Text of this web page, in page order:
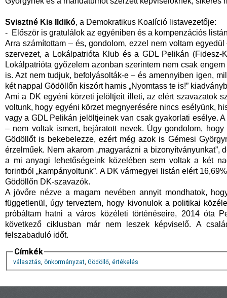
Svisztné Kis Ildikó, a Demokratikus Koalíció listavezetője:
- Először is gratulálok az egyéniben és a kompenzációs
Arra számítottam – és, gondolom, ezzel nem voltam
szervezet, a Lokálpatrióta Klub és a GDL Pelikán
Lokálpatrióta győzelem azonban szerintem nem csak
is. Azt nem tudjuk, befolyásolták-e – és amennyiben igen,
két nappal Gödöllőn kiszórt hamis „Nyomtass te is!”
Ami a DK egyéni körzeti jelöltjeit illeti, az elért szavazatok
voltunk, hogy egyéni körzet megnyerésére nincs esélyünk,
vagy a GDL Pelikán jelöltjeinek van csak gyakorlati esélye.
– nem voltak ismert, bejáratott nevek. Úgy gondolom,
Gödöllőt is bekebelezze, ezért még azok is Gémesi
érzelműek. Nem akarom „magyarázni a
a mi anyagi lehetőségeink közelében sem voltak a két
forintból „kampányoltunk”. A DK vármegyei listán elért
Gödöllőn DK-szavazók.
A jövőre nézve a magam nevében annyit mondhatok,
függetlenül, úgy terveztem, hogy kivonulok a politikai
próbáltam hatni a város közéleti történéseire, 2014 óta
következő ciklusban már nem leszek képviselő. A
felszabaduló időt.
Címkék
választás, önkormányzat, Gödöllő, értékelés